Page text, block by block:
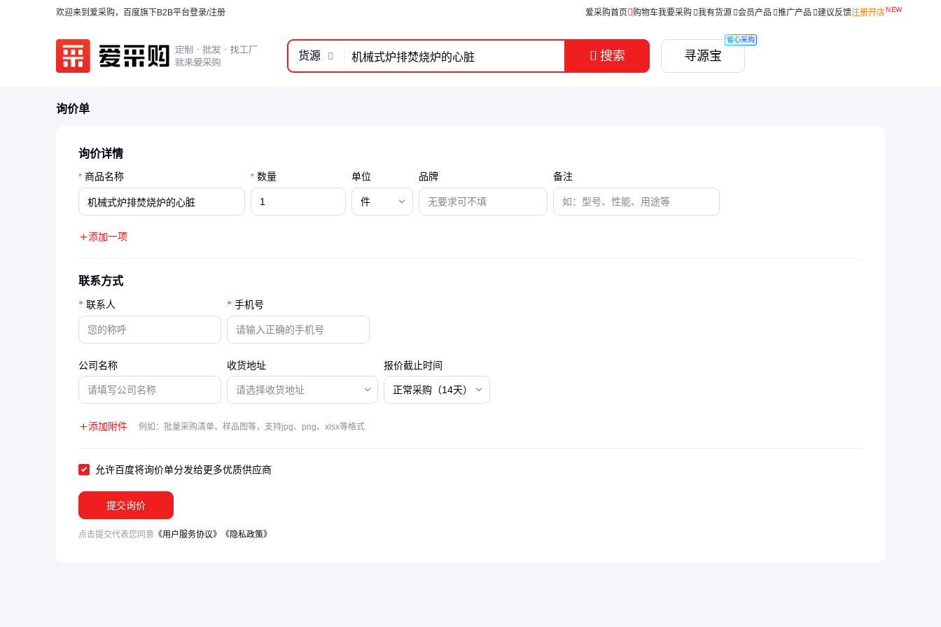
欢迎来到爱采购，百度旗下B2B平台登录/注册 爱采购首页 购物车我要采购 我有货源 会员产品 推广产品 建议反馈注册开店
搜索 寻源宝
省心采购
货源
询价单
询价详情
* 商品名称 * 数量 单位 品牌 备注
件
添加一项
联系方式
联系人 手机号
公司名称 收货地址 报价截止时间
正常采购（14天）
添加附件 例如：批量采购清单、样品图等，支持jpg、png、xlsx等格式
允许百度将询价单分发给更多优质供应商
提交询价
点击提交代表您同意 《用户服务协议》 《隐私政策》